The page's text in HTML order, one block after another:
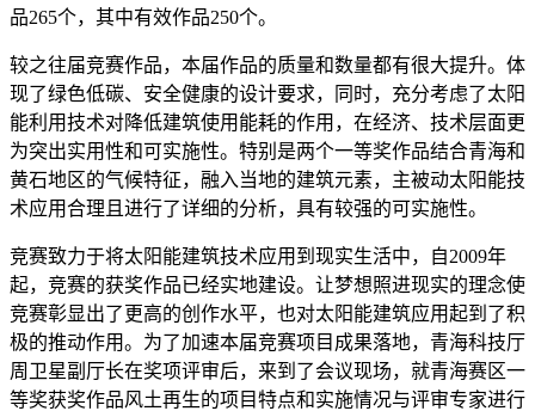
品265个，其中有效作品250个。
较之往届竞赛作品，本届作品的质量和数量都有很大提升。体
现了绿色低碳、安全健康的设计要求，同时，充分考虑了太阳
能利用技术对降低建筑使用能耗的作用，在经济、技术层面更
为突出实用性和可实施性。特别是两个一等奖作品结合青海和
黄石地区的气候特征，融入当地的建筑元素，主被动太阳能技
术应用合理且进行了详细的分析，具有较强的可实施性。
竞赛致力于将太阳能建筑技术应用到现实生活中，自2009年
起，竞赛的获奖作品已经实地建设。让梦想照进现实的理念使
竞赛彰显出了更高的创作水平，也对太阳能建筑应用起到了积
极的推动作用。为了加速本届竞赛项目成果落地，青海科技厅
周卫星副厅长在奖项评审后，来到了会议现场，就青海赛区一
等奖获奖作品风土再生的项目特点和实施情况与评审专家进行